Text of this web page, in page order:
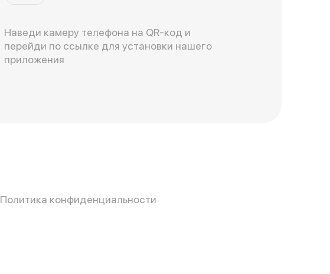
Наведи камеру телефона на QR-код и
перейди по ссылке для установки нашего
приложения
Политика конфиденциальности